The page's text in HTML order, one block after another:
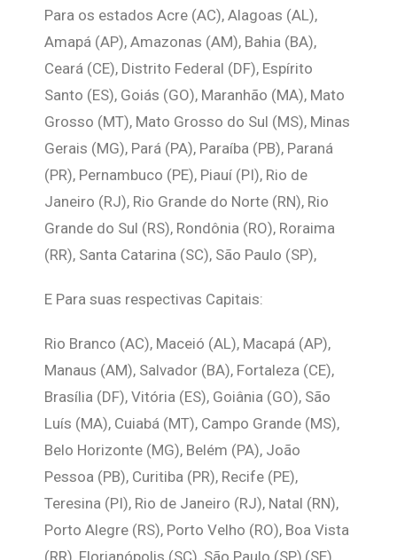
Para os estados Acre (AC), Alagoas (AL),
Amapá (AP), Amazonas (AM), Bahia (BA),
Ceará (CE), Distrito Federal (DF), Espírito
Santo (ES), Goiás (GO), Maranhão (MA), Mato
Grosso (MT), Mato Grosso do Sul (MS), Minas
Gerais (MG), Pará (PA), Paraíba (PB), Paraná
(PR), Pernambuco (PE), Piauí (PI), Rio de
Janeiro (RJ), Rio Grande do Norte (RN), Rio
Grande do Sul (RS), Rondônia (RO), Roraima
(RR), Santa Catarina (SC), São Paulo (SP),
E Para suas respectivas Capitais:
Rio Branco (AC), Maceió (AL), Macapá (AP),
Manaus (AM), Salvador (BA), Fortaleza (CE),
Brasília (DF), Vitória (ES), Goiânia (GO), São
Luís (MA), Cuiabá (MT), Campo Grande (MS),
Belo Horizonte (MG), Belém (PA), João
Pessoa (PB), Curitiba (PR), Recife (PE),
Teresina (PI), Rio de Janeiro (RJ), Natal (RN),
Porto Alegre (RS), Porto Velho (RO), Boa Vista
(RR), Florianópolis (SC), São Paulo (SP),(SE),